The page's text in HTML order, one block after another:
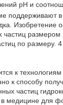
рН и
поддерживают в
Изобретение
частиц
по размеру.
к
к способу
частиц
в медицине для